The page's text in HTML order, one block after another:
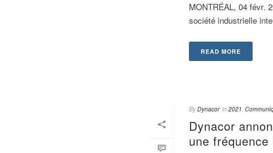
MONTRÉAL, 04 févr.
société industrielle
READ MORE
ByDynacor In 2021
Dynacor
une